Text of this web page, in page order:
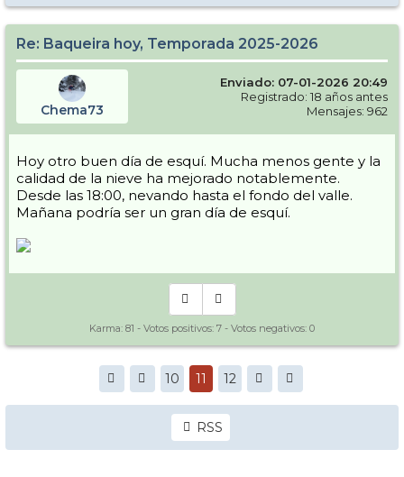
Re: Baqueira hoy, Temporada 2025-2026
Chema73
Enviado: 07-01-2026 20:49
Registrado: 18 años antes
Mensajes: 962
Hoy otro buen día de esquí. Mucha menos gente y la
calidad de la nieve ha mejorado notablemente.
Desde las 18:00, nevando hasta el fondo del valle.
Mañana podría ser un gran día de esquí.
Karma: 81 - Votos positivos: 7 - Votos negativos: 0
10 11 12
RSS